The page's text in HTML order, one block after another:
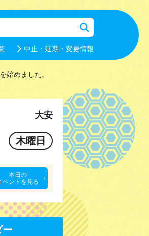
中止・延期・変更情報
始めました。
大安
木曜日
本日の
ベントを見る
ー